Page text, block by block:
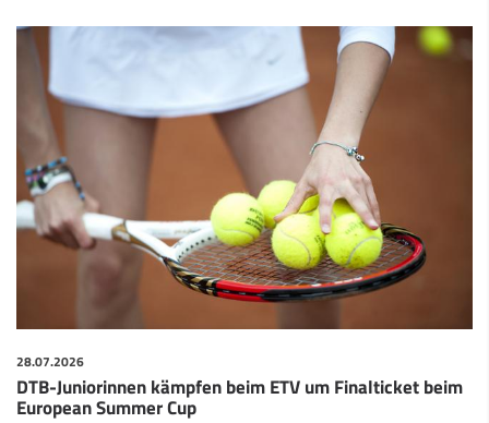
28.07.2026
DTB-Juniorinnen kämpfen beim ETV um Finalticket beim
European Summer Cup